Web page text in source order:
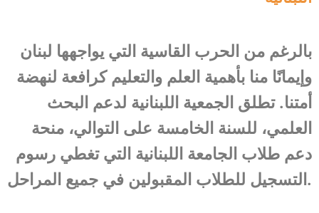
بالرغم من الحرب القاسية التي يواجهها لبنان
وإيمانًا منا بأهمية العلم والتعليم كرافعة لنهضة
أمتنا. تطلق الجمعية اللبنانية لدعم البحث
العلمي، للسنة الخامسة على التوالي، منحة
دعم طلاب الجامعة اللبنانية التي تغطي رسوم
التسجيل للطلاب المقبولين في جميع المراحل.